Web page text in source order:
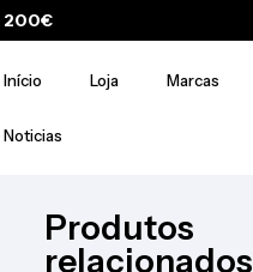
200€
Início
Loja Marcas
Noticias
Produtos
relacionados